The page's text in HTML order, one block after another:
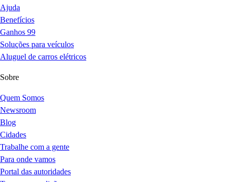
Ajuda
Benefícios
Ganhos 99
Soluções para veículos
Aluguel de carros elétricos
Sobre
Quem Somos
Newsroom
Blog
Cidades
Trabalhe com a gente
Para onde vamos
Portal das autoridades